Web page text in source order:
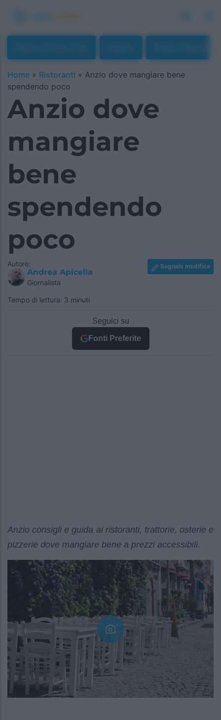
Home » Ristoranti » Anzio dove mangiare bene
spendendo poco
Anzio dove
mangiare
bene
spendendo
poco
Autore:
Andrea Apicella
Giornalista
Segnala modifica
Tempo di lettura: 3 minuti
Seguici su
Fonti Preferite
Anzio consigli e guida ai ristoranti, trattorie, osterie e
pizzerie dove mangiare bene a prezzi accessibili.